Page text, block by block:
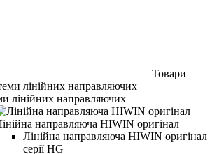
Товари
лінійних направляючих
направляюча HIWIN оригінал
Лінійна направляюча HIWIN оригінал
серії HG